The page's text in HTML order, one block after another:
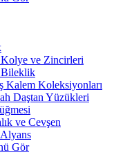
ve Zincirleri
Kalem Koleksiyonları
Daştan Yüzükleri
ve Cevşen
Gör